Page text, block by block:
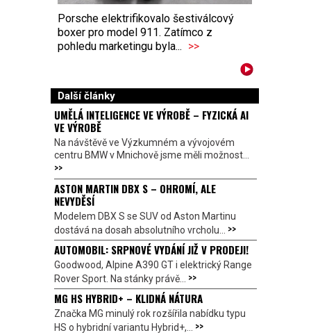
Porsche elektrifikovalo šestiválcový
boxer pro model 911. Zatímco z
pohledu marketingu byla... >>
Další články
UMĚLÁ INTELIGENCE VE VÝROBĚ – FYZICKÁ AI
VE VÝROBĚ
Na návštěvě ve Výzkumném a vývojovém
centru BMW v Mnichově jsme měli možnost...
>>
ASTON MARTIN DBX S – OHROMÍ, ALE
NEVYDĚSÍ
Modelem DBX S se SUV od Aston Martinu
dostává na dosah absolutního vrcholu... >>
AUTOMOBIL: SRPNOVÉ VYDÁNÍ JIŽ V PRODEJI!
Goodwood, Alpine A390 GT i elektrický Range
Rover Sport. Na stánky právě... >>
MG HS HYBRID+ – KLIDNÁ NÁTURA
Značka MG minulý rok rozšířila nabídku typu
HS o hybridní variantu Hybrid+,... >>